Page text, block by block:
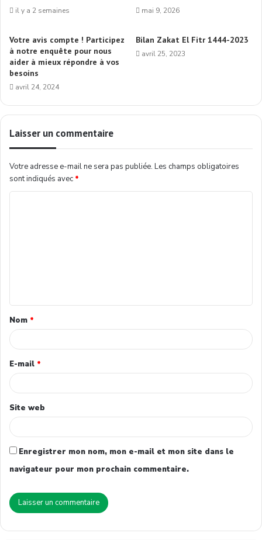
il y a 2 semaines mai 9, 2026
Votre avis compte ! Participez
à notre enquête pour nous
aider à mieux répondre à vos
besoins
avril 24, 2024
Bilan Zakat El Fitr 1444-2023
avril 25, 2023
Laisser un commentaire
Votre adresse e-mail ne sera pas publiée. Les champs obligatoires
sont indiqués avec *
Nom *
E-mail *
Site web
Enregistrer mon nom, mon e-mail et mon site dans le
navigateur pour mon prochain commentaire.